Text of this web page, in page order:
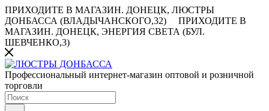
ПРИХОДИТЕ В МАГАЗИН. ДОНЕЦК, ЛЮСТРЫ
ДОНБАССА (ВЛАДЫЧАНСКОГО,32)
ПРИХОДИТЕ В
МАГАЗИН. ДОНЕЦК, ЭНЕРГИЯ СВЕТА (БУЛ.
ШЕВЧЕНКО,3)
Профессиональный интернет-магазин оптовой и розничной
торговли